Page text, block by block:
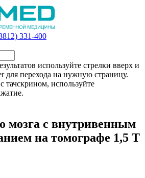
331-400
используйте стрелки вверх и
для перехода на нужную страницу.
тачскрином, используйте
мозга с внутривенным
на томографе 1,5 Т